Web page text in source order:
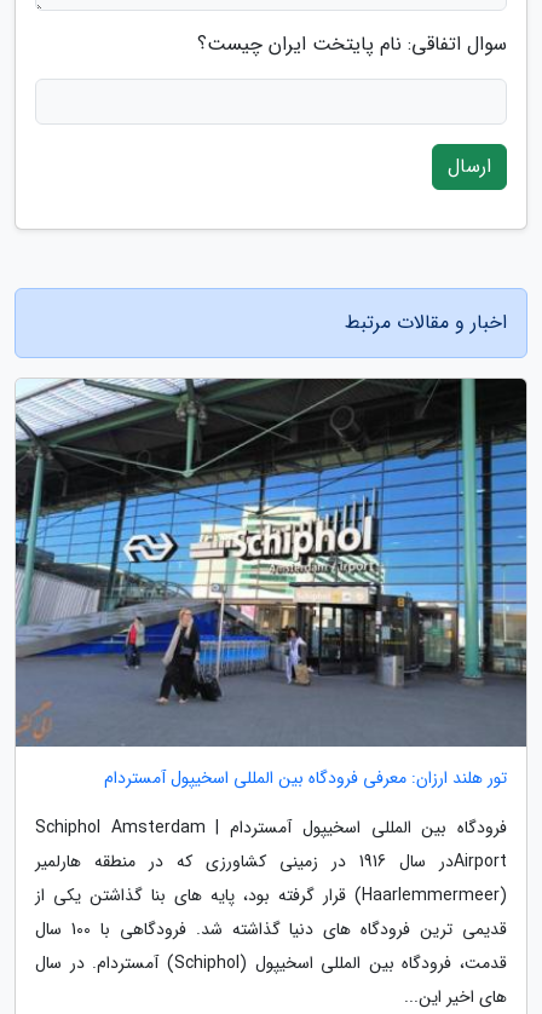
سوال اتفاقی: نام پایتخت ایران چیست؟
ارسال
اخبار و مقالات مرتبط
تور هلند ارزان: معرفی فرودگاه بین المللی اسخیپول آمستردام
فرودگاه بین المللی اسخیپول آمستردام | Schiphol Amsterdam
Airportدر سال 1916 در زمینی کشاورزی که در منطقه هارلمیر
(Haarlemmermeer) قرار گرفته بود، پایه های بنا گذاشتن یکی از
قدیمی ترین فرودگاه های دنیا گذاشته شد. فرودگاهی با 100 سال
قدمت، فرودگاه بین المللی اسخیپول (Schiphol) آمستردام. در سال
های اخیر این...